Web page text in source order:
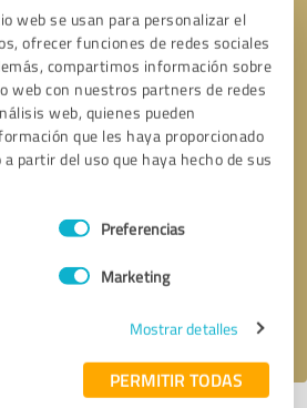
web se usan para personalizar el
ofrecer funciones de redes sociales
compartimos información sobre
web con nuestros partners de redes
web, quienes pueden
que les haya proporcionado
partir del uso que haya hecho de sus
Preferencias
Marketing
Mostrar detalles
PERMITIR TODAS
Enviar reseña